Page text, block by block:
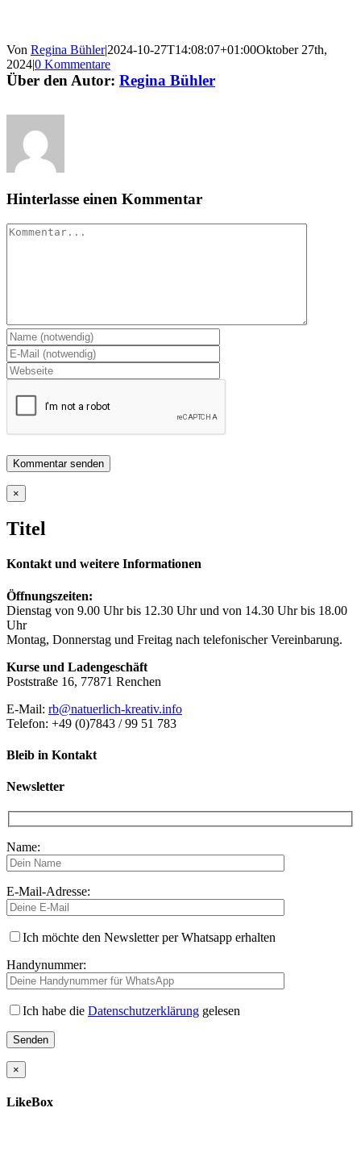
Von Regina Bühler|2024-10-27T14:08:07+01:00Oktober 27th,
2024|0 Kommentare
Über den Autor: Regina Bühler
Hinterlasse einen Kommentar
Kommentar
Close
product
view
×
Titel
Kontakt und weitere Informationen
Öffnungszeiten:
Dienstag von 9.00 Uhr bis 12.30 Uhr und von 14.30 Uhr bis 18.00
Uhr
Montag, Donnerstag und Freitag nach telefonischer Vereinbarung.
Kurse und Ladengeschäft
Poststraße 16, 77871 Renchen
E-Mail: rb@natuerlich-kreativ.info
Telefon: +49 (0)7843 / 99 51 783
Bleib in Kontakt
Newsletter
Name:
E-Mail-Adresse:
Ich möchte den Newsletter per Whatsapp erhalten
Handynummer:
Ich habe die Datenschutzerklärung gelesen
×
LikeBox